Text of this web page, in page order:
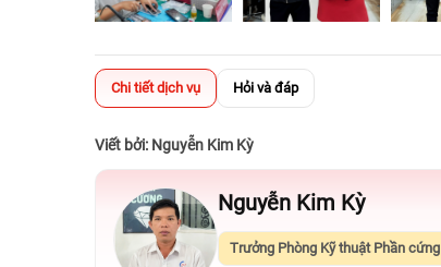
Chi tiết dịch vụ Hỏi và đáp
Viết bởi: Nguyễn Kim Kỳ
Nguyễn Kim Kỳ
Trưởng Phòng Kỹ thuật Phần cứng